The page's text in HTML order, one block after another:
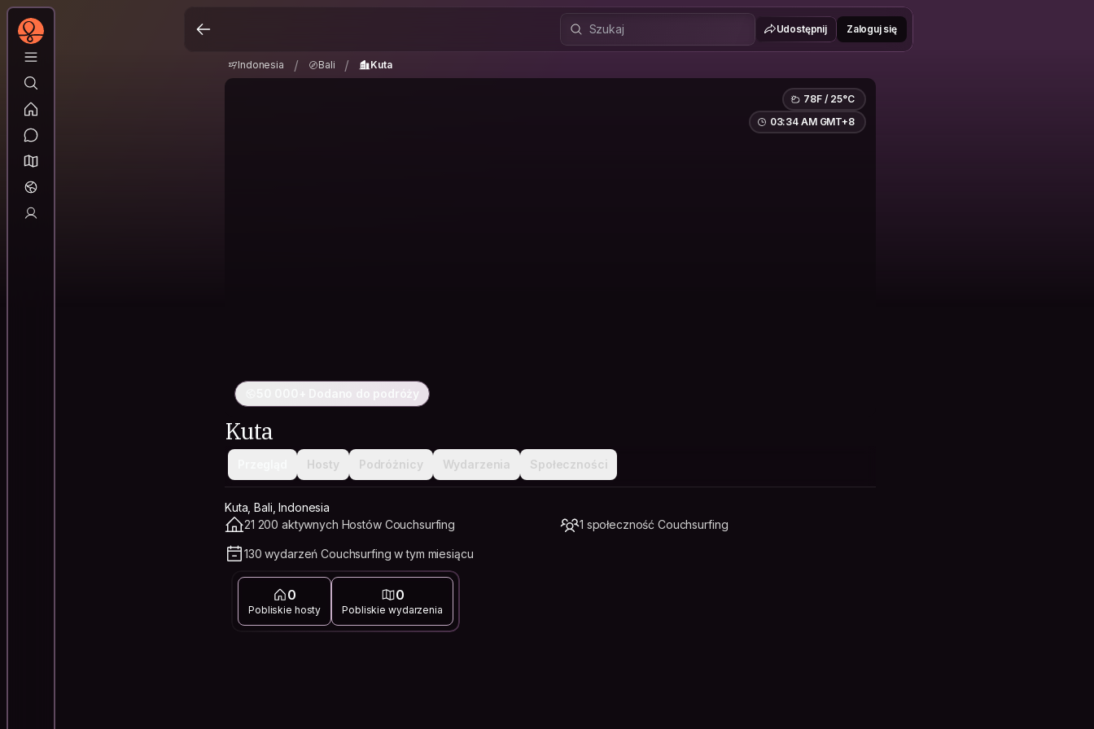
Udostępnij Zaloguj się
Indonesia / Bali / Kuta
78F / 25°C
03:34 AM GMT+8
50 000+ Dodano do podróży
Kuta
Hosty Podróżnicy Wydarzenia Społeczności
Kuta, Bali, Indonesia
21 200 aktywnych Hostów Couchsurfing
1 społeczność Couchsurfing
130 wydarzeń Couchsurfing w tym miesiącu
0
Pobliskie hosty
0
Pobliskie wydarzenia